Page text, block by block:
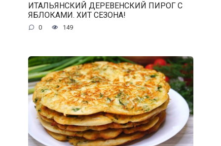
ИТАЛЬЯНСКИЙ ДЕРЕВЕНСКИЙ ПИРОГ С
ЯБЛОКАМИ. ХИТ СЕЗОНА!
0 149